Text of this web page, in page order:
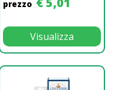
prezzo
Visualizza